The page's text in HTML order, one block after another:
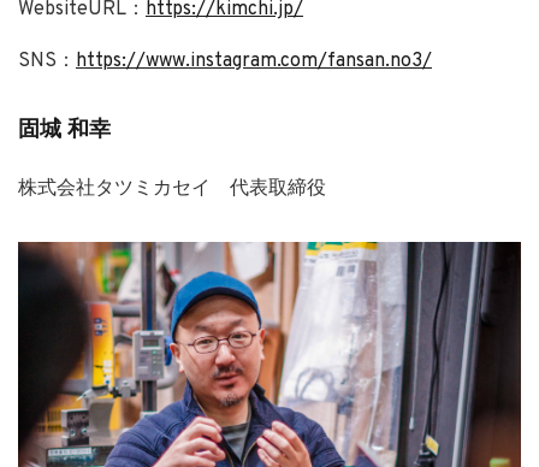
WebsiteURL： https://kimchi.jp/
SNS： https://www.instagram.com/fansan.no3/
固城 和幸
株式会社タツミカセイ 代表取締役